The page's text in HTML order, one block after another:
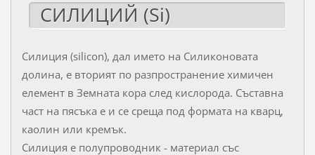
СИЛИЦИЙ (Si)
Силиция (silicon), дал името на Силиконовата
долина, е вторият по разпространение химичен
елемент в Земната кора след кислорода. Съставна
част на пясъка е и се среща под формата на кварц,
каолин или кремък.
Силиция е полупроводник - материал със